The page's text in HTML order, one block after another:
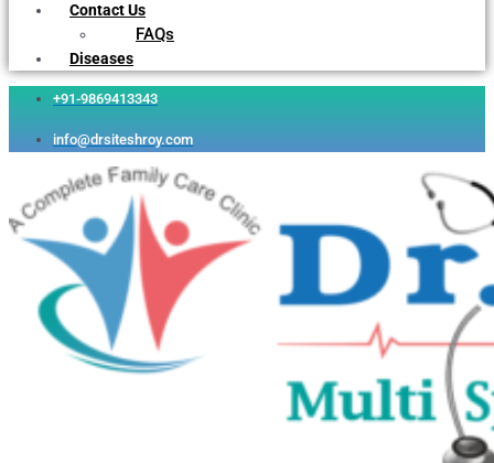
Contact Us
FAQs
Diseases
+91-9869413343
info@drsiteshroy.com